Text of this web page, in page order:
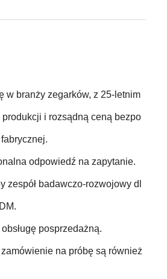
w branży zegarków, z 25-letnim
i rozsądną ceną bezpo
odpowiedź na zapytanie.
zespół badawczo-rozwojowy dl
posprzedażną.
na próbę są również